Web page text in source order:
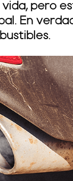
vida, pero
En